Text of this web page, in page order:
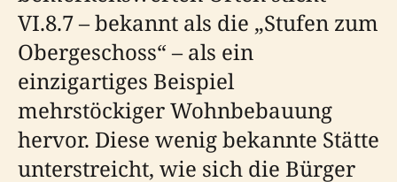
VI.8.7 – bekannt als die „Stufen zum
Obergeschoss“ – als ein
einzigartiges Beispiel
mehrstöckiger Wohnbebauung
hervor. Diese wenig bekannte Stätte
unterstreicht, wie sich die Bürger